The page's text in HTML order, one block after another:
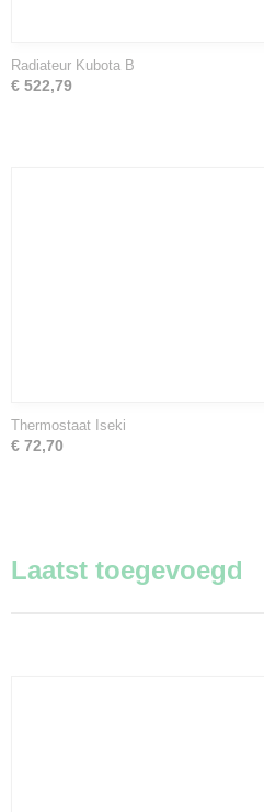
Radiateur Kubota B
€ 522,79
Thermostaat Iseki
€ 72,70
Laatst toegevoegd